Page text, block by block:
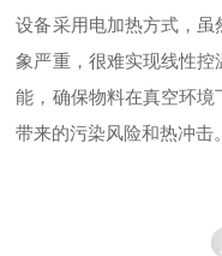
设备采用电加热方式，
象严重，很难实现线性
能，确保物料在真空环
带来的污染风险和热冲击。